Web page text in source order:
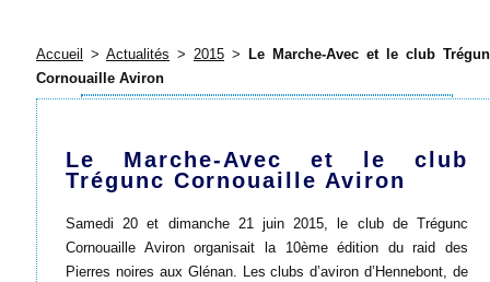
Accueil > Actualités > 2015 >
Le Marche-Avec et le club
Cornouaille Aviron
Le Marche-Avec et le club
Trégunc Cornouaille Aviron
Samedi 20 et dimanche 21 juin 2015, le club de Trégunc
Cornouaille Aviron organisait la 10ème édition du raid des
Pierres noires aux Glénan. Les clubs d’aviron d’Hennebont, de